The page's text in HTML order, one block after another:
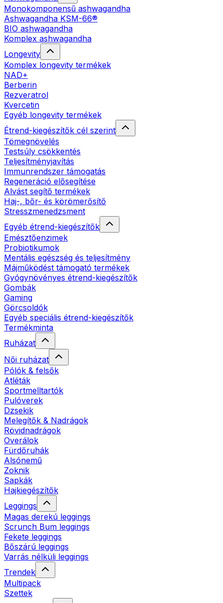
Monokomponensű ashwagandha
Ashwagandha KSM-66®
BIO ashwagandha
Komplex ashwagandha
Longevity
Komplex longevity termékek
NAD+
Berberin
Rezveratrol
Kvercetin
Egyéb longevity termékek
Étrend-kiegészítők cél szerint
Tömegnövelés
Testsúly csökkentés
Teljesítményjavítás
Immunrendszer támogatás
Regeneráció elősegítése
Alvást segítő termékek
Haj-, bőr- és körömerősítő
Stresszmenedzsment
Egyéb étrend-kiegészítők
Emésztőenzimek
Probiotikumok
Mentális egészség és teljesítmény
Májműködést támogató termékek
Gyógynövényes étrend-kiegészítők
Gombák
Gaming
Görcsoldók
Egyéb speciális étrend-kiegészítők
Termékminta
Ruházat
Női ruházat
Pólók & felsők
Atléták
Sportmelltartók
Pulóverek
Dzsekik
Melegítők & Nadrágok
Rövidnadrágok
Overálok
Fürdőruhák
Alsónemű
Zoknik
Sapkák
Hajkiegészítők
Leggings
Magas derekú leggings
Scrunch Bum leggings
Fekete leggings
Bőszárú leggings
Varrás nélküli leggings
Trendek
Multipack
Szettek